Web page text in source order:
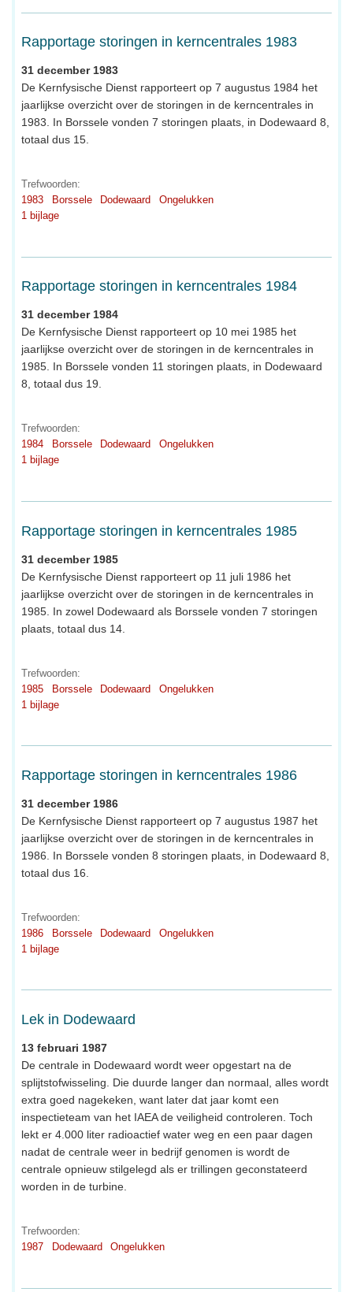
Rapportage storingen in kerncentrales 1983
31 december 1983
De Kernfysische Dienst rapporteert op 7 augustus 1984 het
jaarlijkse overzicht over de storingen in de kerncentrales in
1983. In Borssele vonden 7 storingen plaats, in Dodewaard 8,
totaal dus 15.
Trefwoorden:
1983
Borssele Dodewaard
Ongelukken
1 bijlage
Rapportage storingen in kerncentrales 1984
31 december 1984
De Kernfysische Dienst rapporteert op 10 mei 1985 het
jaarlijkse overzicht over de storingen in de kerncentrales in
1985. In Borssele vonden 11 storingen plaats, in Dodewaard
8, totaal dus 19.
Trefwoorden:
1984
Borssele Dodewaard
Ongelukken
1 bijlage
Rapportage storingen in kerncentrales 1985
31 december 1985
De Kernfysische Dienst rapporteert op 11 juli 1986 het
jaarlijkse overzicht over de storingen in de kerncentrales in
1985. In zowel Dodewaard als Borssele vonden 7 storingen
plaats, totaal dus 14.
Trefwoorden:
1985
Borssele Dodewaard
Ongelukken
1 bijlage
Rapportage storingen in kerncentrales 1986
31 december 1986
De Kernfysische Dienst rapporteert op 7 augustus 1987 het
jaarlijkse overzicht over de storingen in de kerncentrales in
1986. In Borssele vonden 8 storingen plaats, in Dodewaard 8,
totaal dus 16.
Trefwoorden:
1986
Borssele Dodewaard
Ongelukken
1 bijlage
Lek in Dodewaard
13 februari 1987
De centrale in Dodewaard wordt weer opgestart na de
splijtstofwisseling. Die duurde langer dan normaal, alles wordt
extra goed nagekeken, want later dat jaar komt een
inspectieteam van het IAEA de veiligheid controleren. Toch
lekt er 4.000 liter radioactief water weg en een paar dagen
nadat de centrale weer in bedrijf genomen is wordt de
centrale opnieuw stilgelegd als er trillingen geconstateerd
worden in de turbine.
Trefwoorden:
1987
Dodewaard Ongelukken